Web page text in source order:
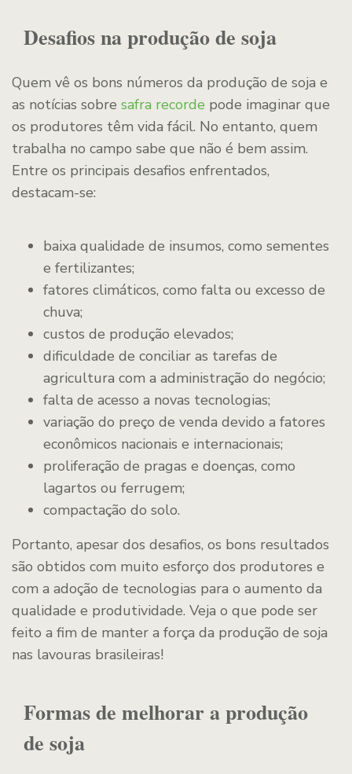
Desafios na produção de soja
Quem vê os bons números da produção de soja e
as notícias sobre safra recorde pode imaginar que
os produtores têm vida fácil. No entanto, quem
trabalha no campo sabe que não é bem assim.
Entre os principais desafios enfrentados,
destacam-se:
baixa qualidade de insumos, como sementes
e fertilizantes;
fatores climáticos, como falta ou excesso de
chuva;
custos de produção elevados;
dificuldade de conciliar as tarefas de
agricultura com a administração do negócio;
falta de acesso a novas tecnologias;
variação do preço de venda devido a fatores
econômicos nacionais e internacionais;
proliferação de pragas e doenças, como
lagartos ou ferrugem;
compactação do solo.
Portanto, apesar dos desafios, os bons resultados
são obtidos com muito esforço dos produtores e
com a adoção de tecnologias para o aumento da
qualidade e produtividade. Veja o que pode ser
feito a fim de manter a força da produção de soja
nas lavouras brasileiras!
Formas de melhorar a produção
de soja